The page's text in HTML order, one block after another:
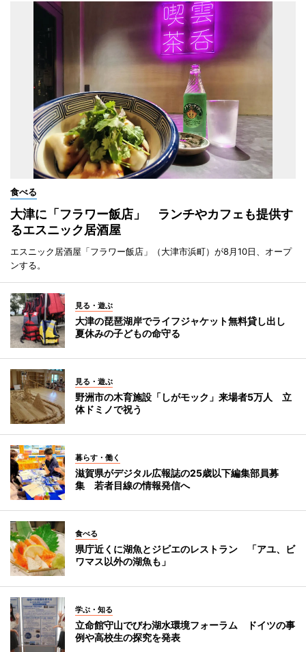
食べる
大津に「フラワー飯店」 ランチやカフェも提供す
るエスニック居酒屋
エスニック居酒屋「フラワー飯店」（大津市浜町）が8月10日、オープ
ンする。
見る・遊ぶ
大津の琵琶湖岸でライフジャケット無料貸し出し
夏休みの子どもの命守る
見る・遊ぶ
野洲市の木育施設「しがモック」来場者5万人 立
体ドミノで祝う
暮らす・働く
滋賀県がデジタル広報誌の25歳以下編集部員募
集 若者目線の情報発信へ
食べる
県庁近くに湖魚とジビエのレストラン 「アユ、ビ
ワマス以外の湖魚も」
学ぶ・知る
立命館守山でびわ湖水環境フォーラム ドイツの事
例や高校生の探究を発表